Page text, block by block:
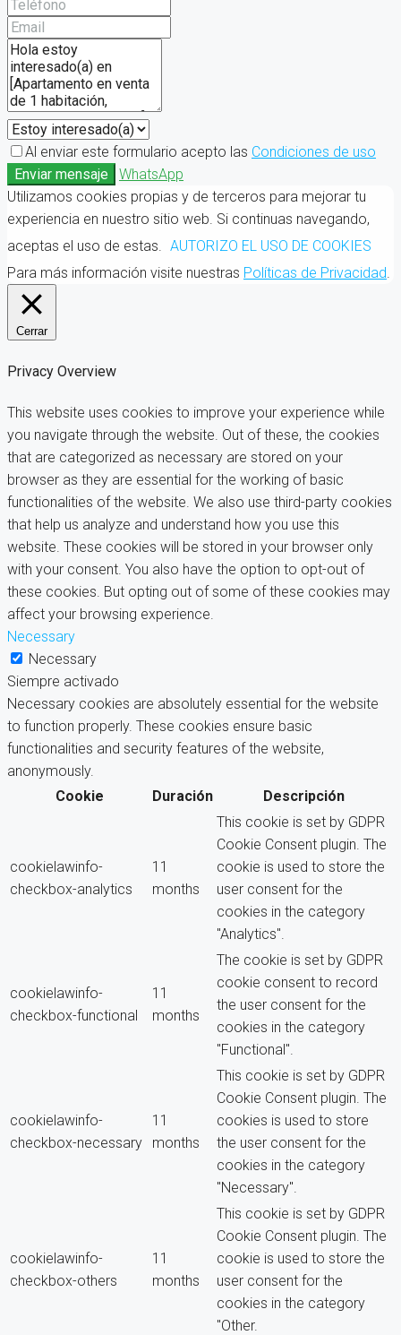
Al enviar este formulario acepto las Condiciones de uso
Enviar mensaje
WhatsApp
Utilizamos cookies propias y de terceros para mejorar tu
experiencia en nuestro sitio web. Si continuas navegando,
aceptas el uso de estas. AUTORIZO EL USO DE COOKIES
Para más información visite nuestras Políticas de Privacidad.
Cerrar
Privacy Overview
This website uses cookies to improve your experience while
you navigate through the website. Out of these, the cookies
that are categorized as necessary are stored on your
browser as they are essential for the working of basic
functionalities of the website. We also use third-party cookies
that help us analyze and understand how you use this
website. These cookies will be stored in your browser only
with your consent. You also have the option to opt-out of
these cookies. But opting out of some of these cookies may
affect your browsing experience.
Necessary
Necessary
Siempre activado
Necessary cookies are absolutely essential for the website
to function properly. These cookies ensure basic
functionalities and security features of the website,
anonymously.
Cookie
Duración Descripción
cookielawinfo-
checkbox-analytics
11
months
This cookie is set by GDPR
Cookie Consent plugin. The
cookie is used to store the
user consent for the
cookies in the category
"Analytics".
cookielawinfo-
checkbox-functional
11
months
The cookie is set by GDPR
cookie consent to record
the user consent for the
cookies in the category
"Functional".
cookielawinfo-
checkbox-necessary
11
months
This cookie is set by GDPR
Cookie Consent plugin. The
cookies is used to store
the user consent for the
cookies in the category
"Necessary".
cookielawinfo-
checkbox-others
11
months
This cookie is set by GDPR
Cookie Consent plugin. The
cookie is used to store the
user consent for the
cookies in the category
"Other.